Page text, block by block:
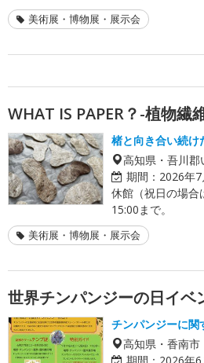
美術展・博物展・展示会
WHAT IS PAPER？-植物繊
楮と向き合い続け
高知県・吾川郡
期間： 2026年
休館（祝日の場合
15:00まで。
美術展・博物展・展示会
世界チンパンジーの日イベ
チンパンジーに関
高知県・香南市
期間： 2026年